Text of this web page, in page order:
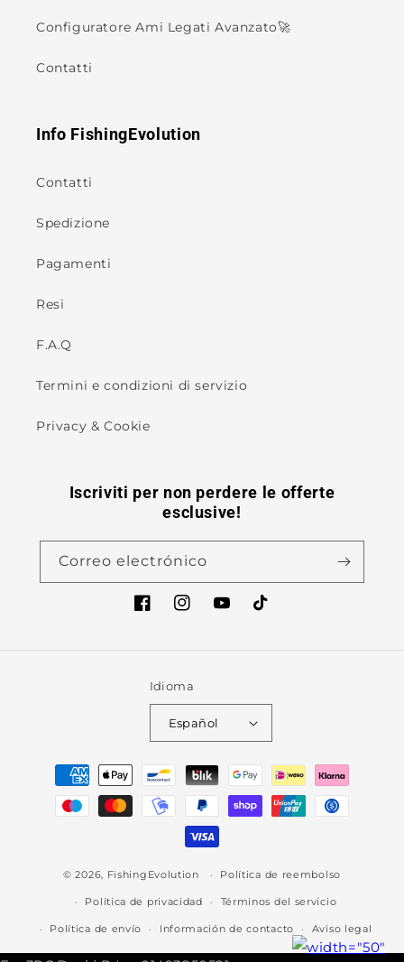
Configuratore Ami Legati Avanzato🚀
Contatti
Info FishingEvolution
Contatti
Spedizione
Pagamenti
Resi
F.A.Q
Termini e condizioni di servizio
Privacy & Cookie
Iscriviti per non perdere le offerte
esclusive!
Correo electrónico
FacebookInstagramYouTubeTikTok
Idioma
Español
Formas
pago
© 2026, FishingEvolution Política de reembolso
Política de privacidad Términos del servicio
Política de envío Información de contacto Aviso legal